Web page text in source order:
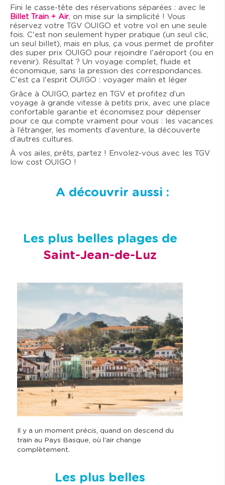
Fini le casse-tête des réservations séparées : avec le
Billet Train + Air, on mise sur la simplicité ! Vous
réservez votre TGV OUIGO et votre vol en une seule
fois. C'est non seulement hyper pratique (un seul clic,
un seul billet), mais en plus, ça vous permet de profiter
des super prix OUIGO pour rejoindre l'aéroport (ou en
revenir). Résultat ? Un voyage complet, fluide et
économique, sans la pression des correspondances.
C'est ça l'esprit OUIGO : voyager malin et léger
Grâce à OUIGO, partez en TGV et profitez d’un
voyage à grande vitesse à petits prix, avec une place
confortable garantie et économisez pour dépenser
pour ce qui compte vraiment pour vous : les vacances
à l’étranger, les moments d’aventure, la découverte
d’autres cultures.
À vos ailes, prêts, partez ! Envolez-vous avec les TGV
low cost OUIGO !
A découvrir aussi :
Les plus belles plages de
Saint-Jean-de-Luz
Il y a un moment précis, quand on descend du
train au Pays Basque, où l'air change
complètement.
Les plus belles